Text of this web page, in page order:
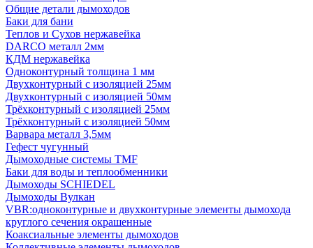
Общие детали дымоходов
Баки для бани
Теплов и Сухов нержавейка
DARCO металл 2мм
КДМ нержавейка
Одноконтурный толщина 1 мм
Двухконтурный с изоляцией 25мм
Двухконтурный с изоляцией 50мм
Трёхконтурный с изоляцией 25мм
Трёхконтурный с изоляцией 50мм
Варвара металл 3,5мм
Гефест чугунный
Дымоходные системы TMF
Баки для воды и теплообменники
Дымоходы SCHIEDEL
Дымоходы Вулкан
VBR:одноконтурные и двухконтурные элементы дымохода
круглого сечения окрашенные
Коаксиальные элементы дымоходов